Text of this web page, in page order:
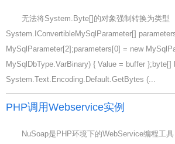
无法将System.Byte[]的对象强制转换为类型
System.IConvertibleMySqlParameter[]
MySqlParameter[2];parameters[0] = new
MySqlDbType.VarBinary) { Value = buffer };byte[]
System.Text.Encoding.Default.GetBytes (...
PHP调用Webservice实例
NuSoap是PHP环境下的WebService编程工